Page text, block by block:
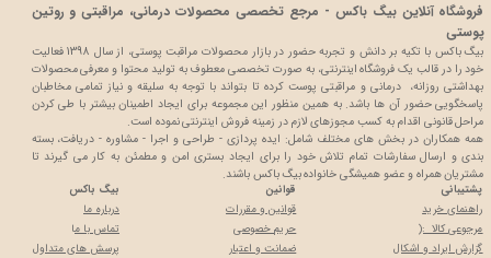
پشتیبانی
راهنمای خرید
مرجوعی کالا :(
گزارش ایراد و اشکال
قوانین
قوانین و مقررات
حریم خصوصی
ضمانت و اعتبار
بیگ باکس
درباره ما
تماس با ما
پرسش های متداول
فروشگاه آنلاین بیگ باکس - مرجع تخصصی محصولات درمانی، مراقبتی و روتین
پوستی
بیگ باکس با تکیه بر دانش و تجربه حضور در بازار محصولات مراقبت پوستی، از سال 1398 فعالیت
خود را در قالب یک فروشگاه اینترنتی، به صورت تخصصی معطوف به تولید محتوا و معرفی محصولات
بهداشتی روزانه، درمانی و مراقبتی پوست کرده تا بتواند با توجه به سلیقه و نیاز تمامی مخاطبان
پاسخگویی حضور آن ها باشد. به همین منظور این مجموعه برای ایجاد اطمینان بیشتر با طی کردن
مراحل قانونی اقدام به کسب مجوزهای لازم در زمینه فروش اینترنتی نموده است.
همه همکاران در بخش های مختلف شامل: ایده پردازی - طراحی و اجرا - مشاوره - دریافت، بسته
بندی و ارسال سفارشات تمام تلاش خود را برای ایجاد بستری امن و مطمئن به کار می گیرند تا
مشتریان همراه و عضو همیشگی خانواده بیگ باکس باشند.